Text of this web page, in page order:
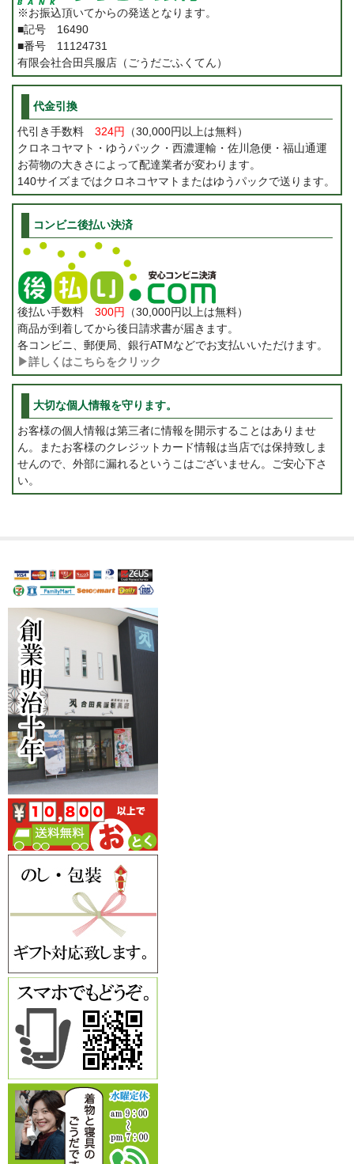
※お振込頂いてからの発送となります。
■記号 16490
■番号 11124731
有限会社合田呉服店（ごうだごふくてん）
代金引換
代引き手数料 324円 （30,000円以上は無料）
クロネコヤマト・ゆうパック・西濃運輸・佐川急便・福山通運
お荷物の大きさによって配達業者が変わります。
140サイズまではクロネコヤマトまたはゆうパックで送ります。
コンビニ後払い決済
後払い手数料 300円 （30,000円以上は無料）
商品が到着してから後日請求書が届きます。
各コンビニ、郵便局、銀行ATMなどでお支払いいただけます。
▶詳しくはこちらをクリック
大切な個人情報を守ります。
お客様の個人情報は第三者に情報を開示することはありませ
ん。またお客様のクレジットカード情報は当店では保持致しま
せんので、外部に漏れるというこはございません。ご安心下さ
い。